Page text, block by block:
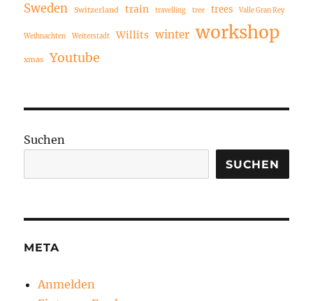
Sweden Switzerland train travelling tree trees Valle Gran Rey
Weihnachten Weiterstadt Willits winter workshop
xmas Youtube
Suchen
SUCHEN
META
Anmelden